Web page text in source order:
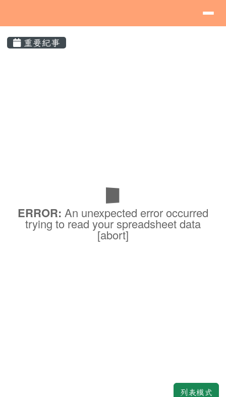
重要紀事
ERROR: An unexpected error occurred
trying to read your spreadsheet data
[abort]
列表模式